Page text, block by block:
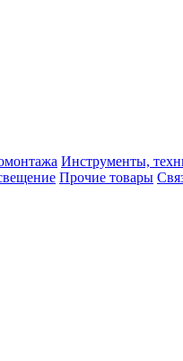
Инструменты,
Прочие товары